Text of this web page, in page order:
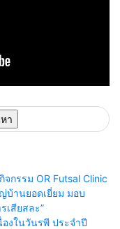
กรรม OR Futsal Clinic
บ้านยอดเยี่ยม มอบ
เสียสละ”
งในวันรพี ประจำปี